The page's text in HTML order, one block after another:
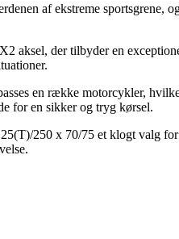
af ekstreme sportsgrene,
aksel, der tilbyder en
en række motorcykler,
for en sikker og tryg kørsel.
250 x 70/75 et klogt valg